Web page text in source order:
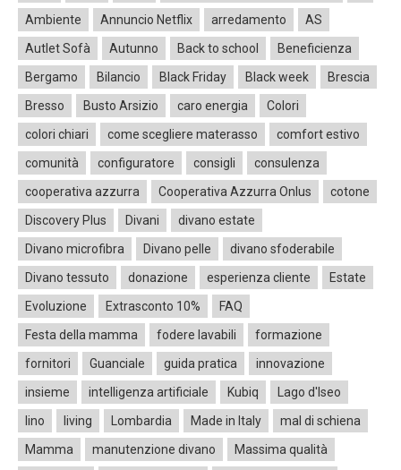
Ambiente
Annuncio Netflix arredamento
AS
Autlet Sofà
Autunno Back to school
Beneficienza
Bergamo
Bilancio Black Friday Black week
Brescia
Bresso
Busto Arsizio caro energia
Colori
colori chiari
come scegliere materasso
comfort estivo
comunità
configuratore consigli
consulenza
cooperativa azzurra
Cooperativa Azzurra Onlus
cotone
Discovery Plus
Divani
divano estate
Divano microfibra
Divano pelle
divano sfoderabile
Divano tessuto
donazione esperienza cliente
Estate
Evoluzione
Extrasconto 10%
FAQ
Festa della mamma
fodere lavabili
formazione
fornitori
Guanciale guida pratica
innovazione
insieme
intelligenza artificiale Kubiq
Lago d'Iseo
lino
living Lombardia Made in Italy
mal di schiena
Mamma
manutenzione divano Massima qualità